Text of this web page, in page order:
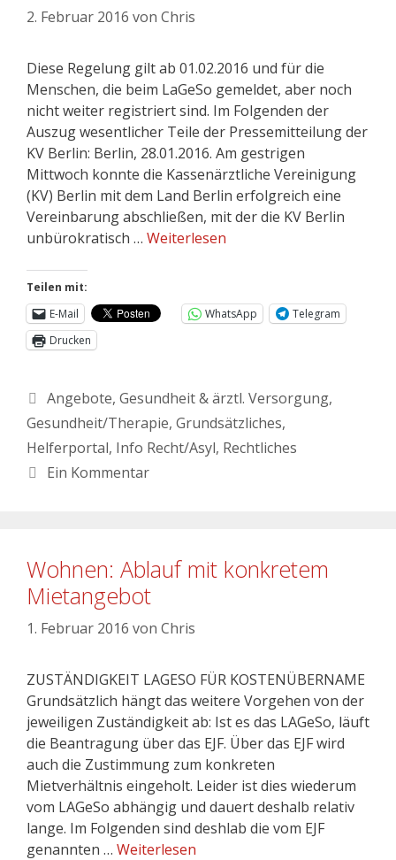
2. Februar 2016 von Chris
Diese Regelung gilt ab 01.02.2016 und für die
Menschen, die beim LaGeSo gemeldet, aber noch
nicht weiter registriert sind. Im Folgenden der
Auszug wesentlicher Teile der Pressemitteilung der
KV Berlin: Berlin, 28.01.2016. Am gestrigen
Mittwoch konnte die Kassenärztliche Vereinigung
(KV) Berlin mit dem Land Berlin erfolgreich eine
Vereinbarung abschließen, mit der die KV Berlin
unbürokratisch … Weiterlesen
Teilen mit:
E-Mail
WhatsApp
Telegram
Drucken
Angebote, Gesundheit & ärztl. Versorgung,
Gesundheit/Therapie, Grundsätzliches,
Helferportal, Info Recht/Asyl, Rechtliches
Ein Kommentar
Wohnen: Ablauf mit konkretem
Mietangebot
1. Februar 2016 von Chris
ZUSTÄNDIGKEIT LAGESO FÜR KOSTENÜBERNAME
Grundsätzlich hängt das weitere Vorgehen von der
jeweiligen Zuständigkeit ab: Ist es das LAGeSo, läuft
die Beantragung über das EJF. Über das EJF wird
auch die Zustimmung zum konkreten
Mietverhältnis eingeholt. Leider ist dies wiederum
vom LAGeSo abhängig und dauert deshalb relativ
lange. Im Folgenden sind deshlab die vom EJF
genannten … Weiterlesen